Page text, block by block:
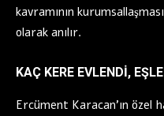
kavramının
olarak anılır.
KAÇ KERE EVLENDI,
Ercüment Karacan’ın özel